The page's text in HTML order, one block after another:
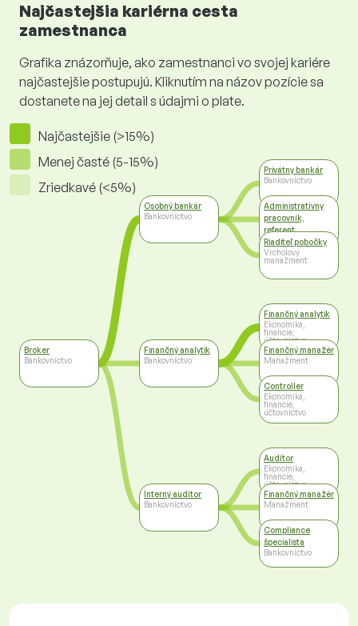
Najčastejšia kariérna cesta
zamestnanca
Grafika znázorňuje, ako zamestnanci vo svojej kariére
najčastejšie postupujú. Kliknutím na názov pozície sa
dostanete na jej detail s údajmi o plate.
Najčastejšie (>15%)
Menej časté (5-15%)
Zriedkavé (<5%)
Broker
Bankovníctvo
Osobný bankár
Bankovníctvo
Finančný analytik
Bankovníctvo
Interný audítor
Bankovníctvo
Privátny bankár
Bankovníctvo
Administratívny
pracovník,
referent
Administratíva
Riaditeľ pobočky
Vrcholový
manažment
Finančný analytik
Ekonomika,
financie,
účtovníctvo
Finančný manažér
Manažment
Controller
Ekonomika,
financie,
účtovníctvo
Audítor
Ekonomika,
financie,
účtovníctvo
Finančný manažér
Manažment
Compliance
špecialista
Bankovníctvo